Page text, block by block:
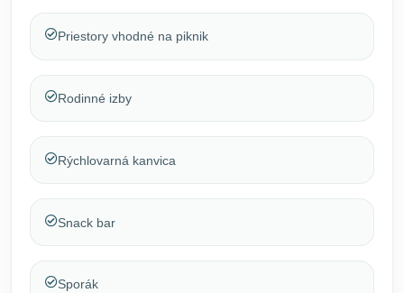
Priestory vhodné na piknik
Rodinné izby
Rýchlovarná kanvica
Snack bar
Sporák